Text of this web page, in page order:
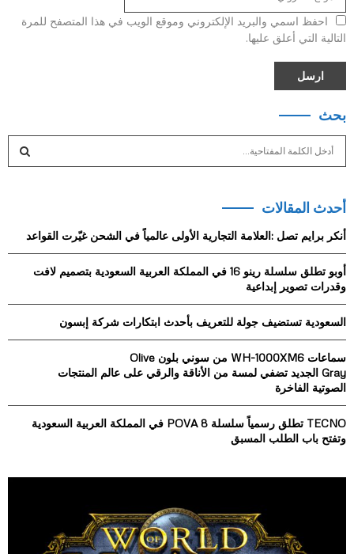
احفظ اسمي والبريد الإلكتروني وموقع الويب في هذا المتصفح للمرة
التالية التي أعلق عليها.
بحث
c
h
f
r
:
C
H
أحدث المقالات
أنكر برايم تصل :العلامة التجارية الأولى عالمياً في الشحن غيّرت القواعد
أوبو تطلق سلسلة رينو 16 في المملكة العربية السعودية بتصميم لافت
وقدرات تصوير إبداعية
السعودية تستضيف جولة للتعريف بأحدث ابتكارات شركة إبسون
سماعات WH-1000XM6 من سوني بلون Olive
Gray الجديد تضفي لمسة من الأناقة والرقي على عالم المنتجات
الصوتية الفاخرة
TECNO تطلق رسمياً سلسلة POVA 8 في المملكة العربية السعودية
وتفتح باب الطلب المسبق